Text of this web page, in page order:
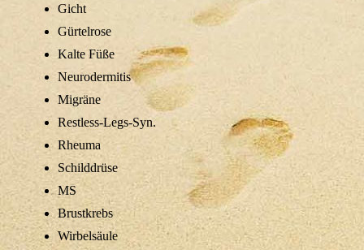
Gicht
Gürtelrose
Kalte Füße
Neurodermitis
Migräne
Restless-Legs-Syn.
Rheuma
Schilddrüse
MS
Brustkrebs
Wirbelsäule